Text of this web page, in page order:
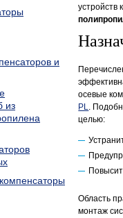
и
из
устройств
осевые
PL.
целью:
Область
монтаж